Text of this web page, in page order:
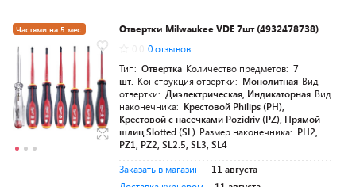
Частями на 5 мес.
Разумная цена
Отвертки Milwaukee VDE 7шт (4932478738)
0 отзывов
Тип: Отвертка Количество предметов: 7
шт. Конструкция отвертки: Монолитная Вид
отвертки: Диэлектрическая, Индикаторная Вид
наконечника: Крестовой Philips (PH),
Крестовой с насечками Pozidriv (PZ), Прямой
шлиц Slotted (SL) Размер наконечника: PH2,
PZ1, PZ2, SL2.5, SL3, SL4
Заказать в магазин - 11 августа